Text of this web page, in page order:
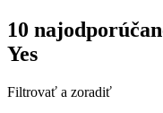
10
Yes
Filtrovať a zoradiť